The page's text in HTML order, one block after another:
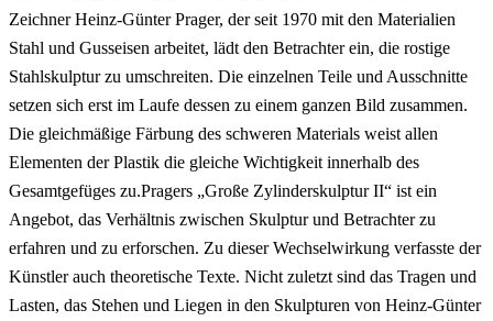
Zeichner Heinz-Günter Prager, der seit 1970 mit den Materialien
Stahl und Gusseisen arbeitet, lädt den Betrachter ein, die rostige
Stahlskulptur zu umschreiten. Die einzelnen Teile und Ausschnitte
setzen sich erst im Laufe dessen zu einem ganzen Bild zusammen.
Die gleichmäßige Färbung des schweren Materials weist allen
Elementen der Plastik die gleiche Wichtigkeit innerhalb des
Gesamtgefüges zu.Pragers „Große Zylinderskulptur II“ ist ein
Angebot, das Verhältnis zwischen Skulptur und Betrachter zu
erfahren und zu erforschen. Zu dieser Wechselwirkung verfasste der
Künstler auch theoretische Texte. Nicht zuletzt sind das Tragen und
Lasten, das Stehen und Liegen in den Skulpturen von Heinz-Günter